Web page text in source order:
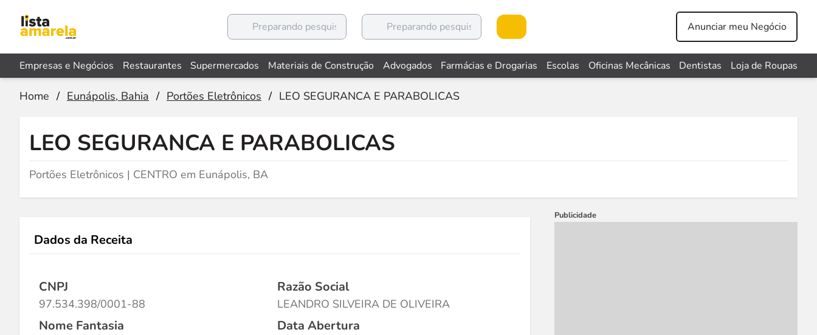
Anunciar meu Negócio
Empresas e Negócios Restaurantes Supermercados Materiais de Construção Advogados Farmácias e Drogarias Escolas Oficinas Mecânicas Dentistas Loja de Roupas
Home / Eunápolis, Bahia / Portões Eletrônicos / LEO SEGURANCA E PARABOLICAS
LEO SEGURANCA E PARABOLICAS
Portões Eletrônicos | CENTRO em Eunápolis, BA
Dados da Receita
CNPJ
97.534.398/0001-88
Razão Social
LEANDRO SILVEIRA DE OLIVEIRA
Nome Fantasia Data Abertura
Publicidade